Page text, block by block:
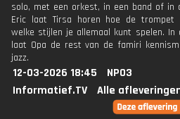
solo, met een orkest, in een band of in
Eric laat Tirsa horen hoe de trompet
welke stijlen je allemaal kunt spelen. In
laat Opa de rest van de famiri
jazz.
12-03-2026 18:45
NPO3
Informatief.TV
Alle